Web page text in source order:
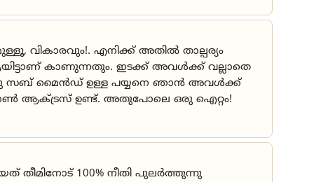
വികാരവും!. എനിക്ക് അതിൽ താല്പര്യം
കാണുന്നതും. ഇടക്ക് അവൾക്ക് വല്ലാതെ
ഒരു സബ് മൈൻഡ് ഉള്ള പയ്യനെ ഞാൻ അവൾക്ക്
പോൺ ആക്ട്രസ് ഉണ്ട്. അതുപോലെ ഒരു ഐറ്റം!
തീമിനോട് 100% നീതി പുലർത്തുന്നു